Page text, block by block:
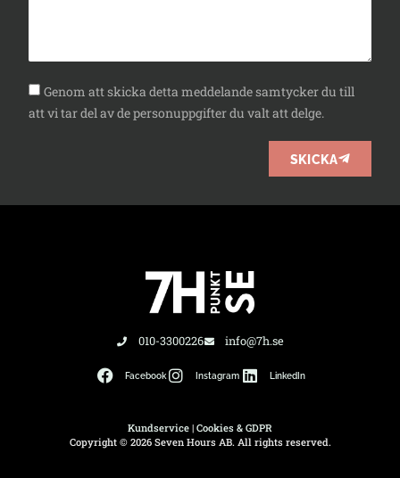
Genom att skicka detta meddelande samtycker du till
att vi tar del av de personuppgifter du valt att delge.
SKICKA
010-3300226 info@7h.se
Facebook Instagram LinkedIn
Kundservice | Cookies & GDPR
Copyright © 2026 Seven Hours AB. All rights reserved.